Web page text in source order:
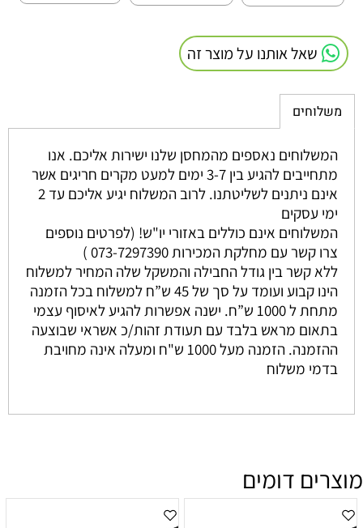
שאל אותנו על מוצר זה
משלוחים
המשלוחים נאספים מהמחסן שלנו ישירות אליכם. אנו
מתחייבים להגיע בין 3-7 ימים למעט מקרים חריגים אשר
אינם ניתנים לשליטתנו. לרוב המשלוח יגיע אליכם עד 2
ימי עסקים
המשלוחים אינם כוללים באזורי יו"ש! (לפרטים נוספים
צרו קשר עם מחלקת המכירות 073-7297390 )
ללא קשר בין גודל החבילה והמשקל שלה המחיר למשלוח
הינו קבוע ועומד על סך של 45 ש”ח למשלוח בכל הזמנה
מתחת ל 1000 ש”ח. ישנה אפשרות להגיע לאיסוף עצמי
בתאום מראש בלבד עם תעודת זהות/כ אשראי שבוצעה
ההזמנה. הזמנה מעל 1000 ש"ח ומעלה אינה מחויבת
בדמי משלוח
מוצרים דומים